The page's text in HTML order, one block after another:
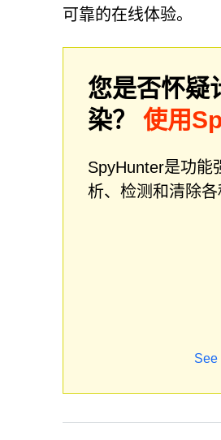
可靠的在线体验。
您是否怀疑
染？ 使用
SpyHunter是功能
析、检测和清除
See